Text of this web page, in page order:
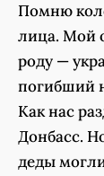
Помню
лица. Мой
роду —
погибший
Как нас
Донбасс.
деды